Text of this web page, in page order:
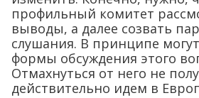
профильный комитет
выводы, а далее созвать
слушания. В принципе
формы обсуждения этого
Отмахнуться от него не
действительно идем в